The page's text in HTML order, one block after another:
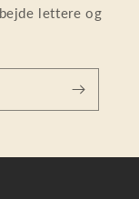
lettere og